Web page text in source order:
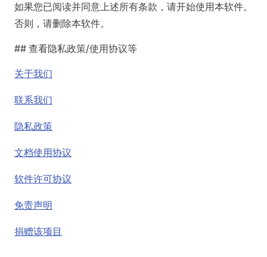
如果您已阅读并同意上述所有条款，请开始使用本软件。
否则，请删除本软件。
## 查看隐私政策/使用协议等
关于我们
联系我们
隐私政策
文档使用协议
软件许可协议
免责声明
捐赠该项目